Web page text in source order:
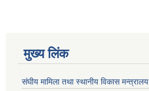
मुख्य लिंक
संघीय मामिला तथा स्थानीय विकास मन्त्रालय